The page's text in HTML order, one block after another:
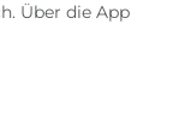
Über die App